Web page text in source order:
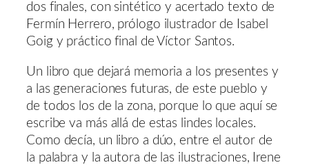
dos finales, con sintético y acertado texto de
Fermín Herrero, prólogo ilustrador de Isabel
Goig y práctico final de Víctor Santos.
Un libro que dejará memoria a los presentes y
a las generaciones futuras, de este pueblo y
de todos los de la zona, porque lo que aquí se
escribe va más allá de estas lindes locales.
Como decía, un libro a dúo, entre el autor de
la palabra y la autora de las ilustraciones, Irene